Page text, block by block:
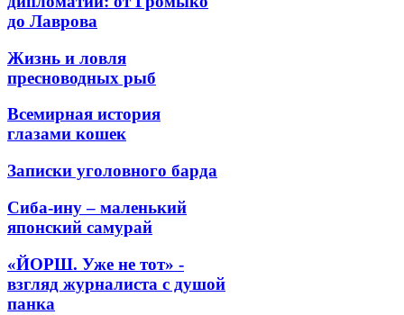
до Лаврова
Жизнь и ловля
пресноводных рыб
Всемирная история
глазами кошек
Записки уголовного барда
Сиба-ину – маленький
японский самурай
«ЙОРШ. Уже не тот» -
взгляд журналиста с душой
панка